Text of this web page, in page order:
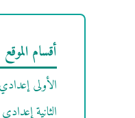
أقسام الموقع
الأولى إعدادي
الثانية إعدادي